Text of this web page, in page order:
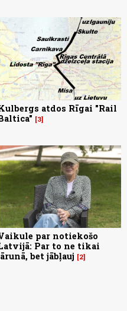
atdos Rīgai "Rail
3
par notiekošo
Par to ne tikai
bet jābļauj
2